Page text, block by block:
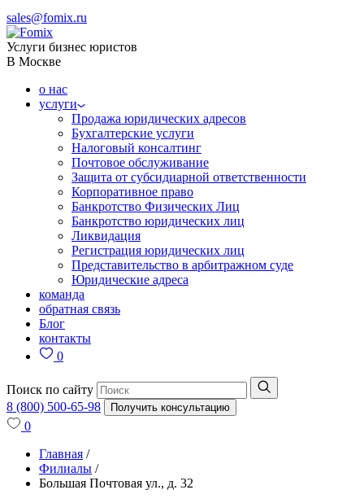
sales@fomix.ru
Услуги бизнес юристов
В Москве
о нас
услуги
Продажа юридических адресов
Бухгалтерские услуги
Налоговый консалтинг
Почтовое обслуживание
Защита от субсидиарной ответственности
Корпоративное право
Банкротство Физических Лиц
Банкротство юридических лиц
Ликвидация
Регистрация юридических лиц
Представительство в арбитражном суде
Юридические адреса
команда
обратная связь
Блог
контакты
0
Поиск по сайту
8 (800) 500-65-98
Получить консультацию
0
Главная /
Филиалы /
Большая Почтовая ул., д. 32